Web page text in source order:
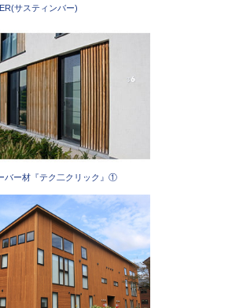
サスティンバー)
バー材『テク二クリック』①